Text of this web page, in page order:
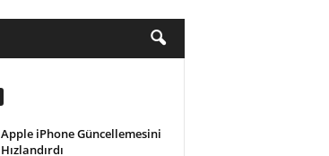
Apple iPhone Güncellemesini
Hızlandırdı